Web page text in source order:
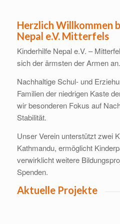
Herzlich Willkommen
Nepal e.V. Mitterfels
Kinderhilfe Nepal e.V. –
sich der ärmsten der Armen an.
Nachhaltige Schul- und
Familien der niedrigen Kaste
wir besonderen Fokus auf
Stabilität.
Unser Verein unterstützt zwei
Kathmandu, ermöglicht
verwirklicht weitere
Spenden.
Aktuelle Projekte